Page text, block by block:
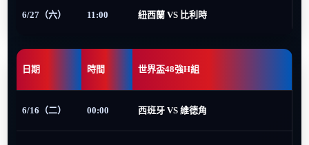
6/27（六） 11:00 紐西蘭 VS 比利時
日期 時間 世界盃48強H組
6/16（二） 00:00 西班牙 VS 維德角